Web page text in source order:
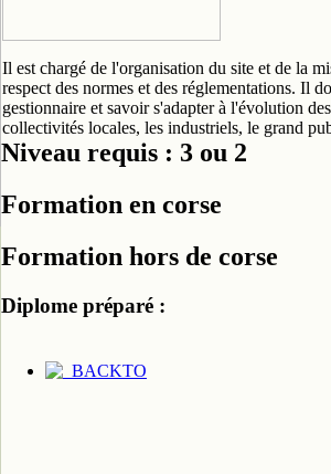
Il est chargé de l'organisation du site et de la
respect des normes et des réglementations. Il
gestionnaire et savoir s'adapter à l'évolution
collectivités locales, les industriels, le grand
Niveau requis : 3 ou 2
Formation en corse
Formation hors de corse
Diplome préparé :